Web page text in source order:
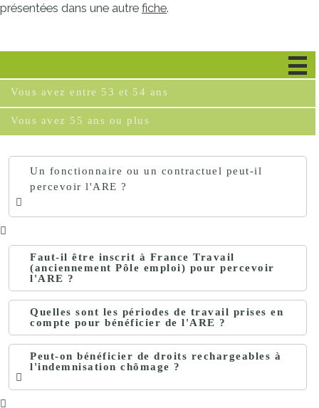
présentées dans une autre fiche.
Vous avez entre 53 et 54 ans
Vous avez 55 ans ou plus
Un fonctionnaire ou un contractuel peut-il
percevoir l'ARE ?
Faut-il être inscrit à France Travail
(anciennement Pôle emploi) pour percevoir
l'ARE ?
Quelles sont les périodes de travail prises en
compte pour bénéficier de l'ARE ?
Peut-on bénéficier de droits rechargeables à
l'indemnisation chômage ?